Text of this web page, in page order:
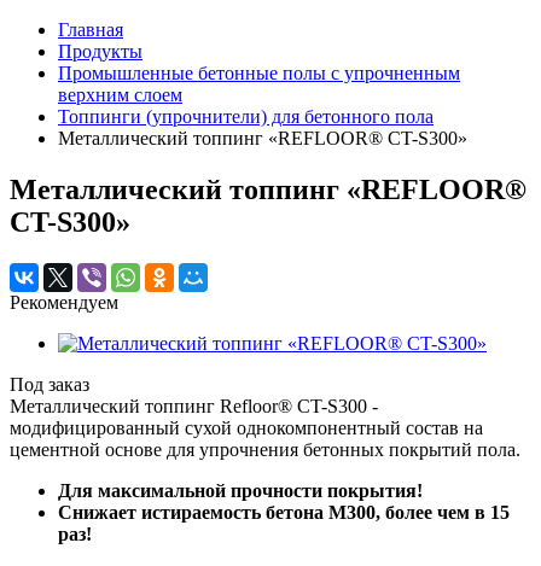
Главная
Продукты
Промышленные бетонные полы с упрочненным
верхним слоем
Топпинги (упрочнители) для бетонного пола
Металлический топпинг «REFLOOR® CT-S300»
Металлический топпинг «REFLOOR®
CT-S300»
Рекомендуем
Под заказ
Металлический топпинг Refloor® CT-S300 -
модифицированный сухой однокомпонентный состав на
цементной основе для упрочнения бетонных покрытий пола.
Для максимальной прочности покрытия!
Снижает истираемость бетона М300, более чем в 15
раз!